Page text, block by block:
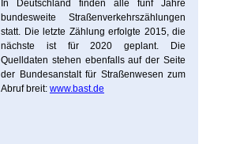
In Deutschland finden alle fünf Jahre
bundesweite Straßenverkehrszählungen
statt. Die letzte Zählung erfolgte 2015, die
nächste ist für 2020 geplant. Die
Quelldaten stehen ebenfalls auf der Seite
der Bundesanstalt für Straßenwesen zum
Abruf breit: www.bast.de